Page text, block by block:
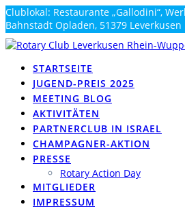
Zum
Inhalt
springen
Clublokal: Restaurante „Gallodini“,
Bahnstadt Opladen, 51379 Leverkusen
info@rotary-rhein-wupper.de
STARTSEITE
JUGEND-PREIS 2025
MEETING BLOG
AKTIVITÄTEN
PARTNERCLUB IN ISRAEL
CHAMPAGNER-AKTION
PRESSE
Rotary Action Day
MITGLIEDER
IMPRESSUM